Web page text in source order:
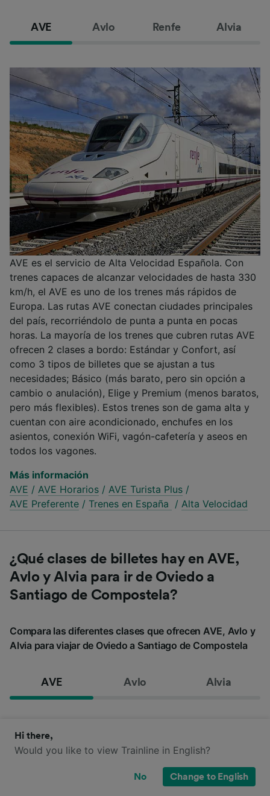
AVE Avlo Renfe Alvia
AVE es el servicio de Alta Velocidad Española. Con
trenes capaces de alcanzar velocidades de hasta 330
km/h, el AVE es uno de los trenes más rápidos de
Europa. Las rutas AVE conectan ciudades principales
del país, recorriéndolo de punta a punta en pocas
horas. La mayoría de los trenes que cubren rutas AVE
ofrecen 2 clases a bordo: Estándar y Confort, así
como 3 tipos de billetes que se ajustan a tus
necesidades; Básico (más barato, pero sin opción a
cambio o anulación), Elige y Premium (menos baratos,
pero más flexibles). Estos trenes son de gama alta y
cuentan con aire acondicionado, enchufes en los
asientos, conexión WiFi, vagón-cafetería y aseos en
todos los vagones.
Más información
AVE / AVE Horarios / AVE Turista Plus /
AVE Preferente / Trenes en España / Alta Velocidad
¿Qué clases de billetes hay en AVE,
Avlo y Alvia para ir de Oviedo a
Santiago de Compostela?
Compara las diferentes clases que ofrecen AVE, Avlo y
Alvia para viajar de Oviedo a Santiago de Compostela
AVE Avlo Alvia
Hi there,
Would you like to view Trainline in English?
No Change to English